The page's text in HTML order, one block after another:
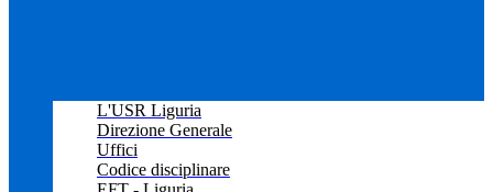
L'USR Liguria
Direzione Generale
Uffici
Codice disciplinare